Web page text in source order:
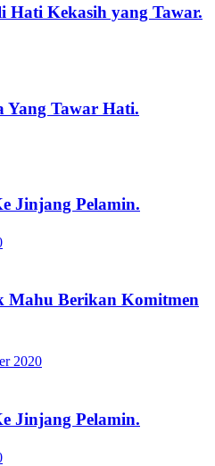
Hati Kekasih yang Tawar.
Yang Tawar Hati.
Jinjang Pelamin.
Mahu Berikan Komitmen
2020
Jinjang Pelamin.